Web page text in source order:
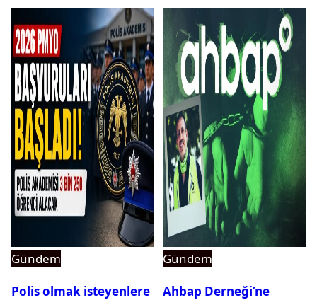
Gündem
Polis olmak isteyenlere
Gündem
Ahbap Derneği’ne